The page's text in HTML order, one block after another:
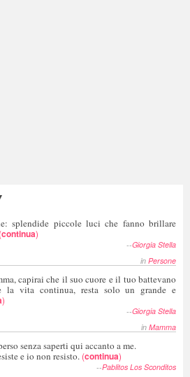
splendide piccole luci che fanno brillare
(continua)
--Giorgia Stella
in Persone
capirai che il suo cuore e il tuo battevano
la vita continua, resta solo un grande e
)
--Giorgia Stella
in Mamma
senza saperti qui accanto a me.
e io non resisto. (continua)
--Pablitos Los Sconditos